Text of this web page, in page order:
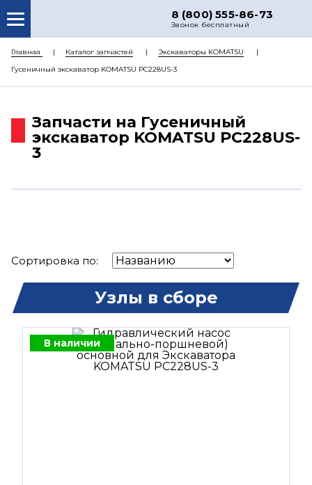
8 (800) 555-86-73
Звонок бесплатный
О НАС
КАТАЛОГ ЗАПЧАСТЕЙ
ДОСТАВКА
Главная Каталог запчастей
Экскаваторы KOMATSU
Гусеничный экскаватор KOMATSU PC228US-3
Запчасти на Гусеничный
экскаватор KOMATSU PC228US-
3
Сортировка по:
Узлы в сборе
В наличии